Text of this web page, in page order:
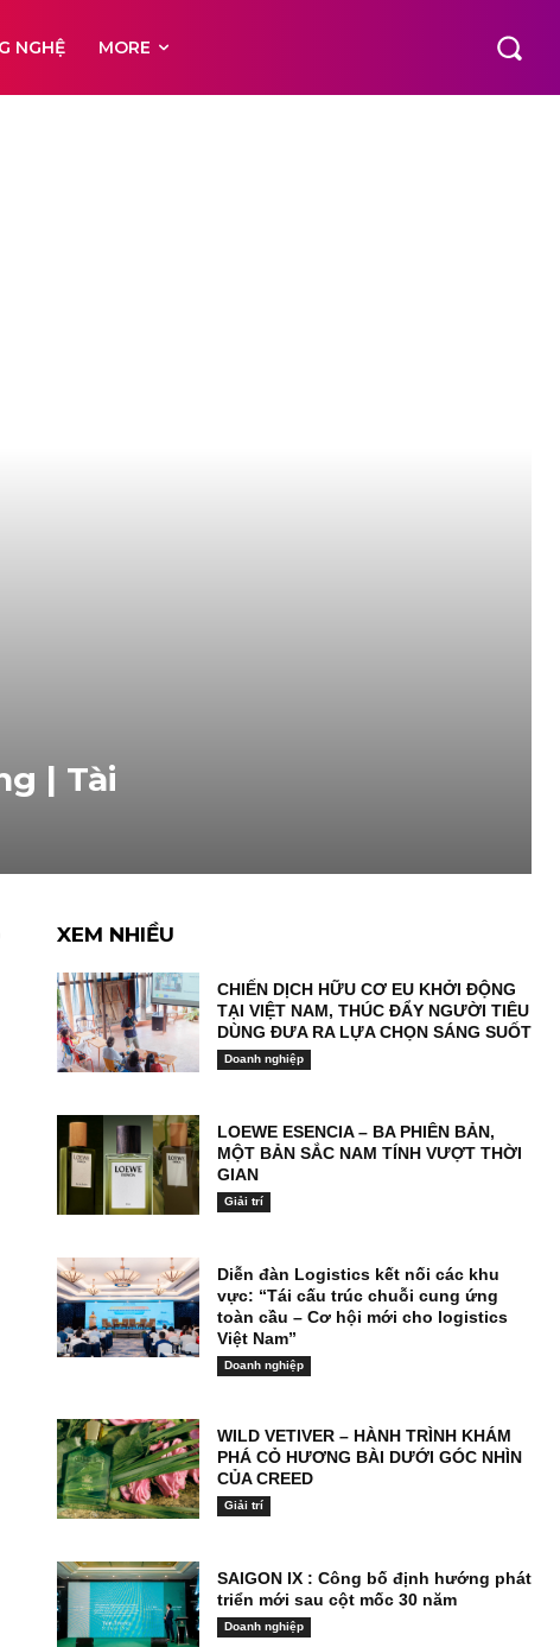
NGHỆ MORE
| Tài
XEM NHIỀU
CHIẾN DỊCH HỮU CƠ EU KHỞI ĐỘNG
TẠI VIỆT NAM, THÚC ĐẨY NGƯỜI TIÊU
DÙNG ĐƯA RA LỰA CHỌN SÁNG SUỐT
Doanh nghiệp
LOEWE ESENCIA – BA PHIÊN BẢN,
MỘT BẢN SẮC NAM TÍNH VƯỢT THỜI
GIAN
Giải trí
Diễn đàn Logistics kết nối các khu
vực: “Tái cấu trúc chuỗi cung ứng
toàn cầu – Cơ hội mới cho logistics
Việt Nam”
Doanh nghiệp
WILD VETIVER – HÀNH TRÌNH KHÁM
PHÁ CỎ HƯƠNG BÀI DƯỚI GÓC NHÌN
CỦA CREED
Giải trí
SAIGON IX : Công bố định hướng phát
triển mới sau cột mốc 30 năm
Doanh nghiệp